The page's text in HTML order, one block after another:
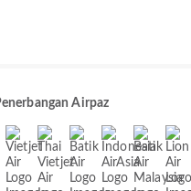
Airpaz